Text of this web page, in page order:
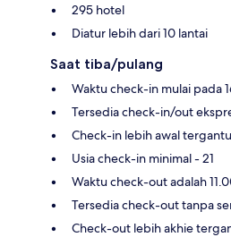
295 hotel
Diatur lebih dari 10 lantai
Saat tiba/pulang
Waktu check-in mulai pada
Tersedia check-in/out
Check-in lebih awal
Usia check-in minimal - 21
Waktu check-out adalah
Tersedia check-out tanpa
Check-out lebih akhie